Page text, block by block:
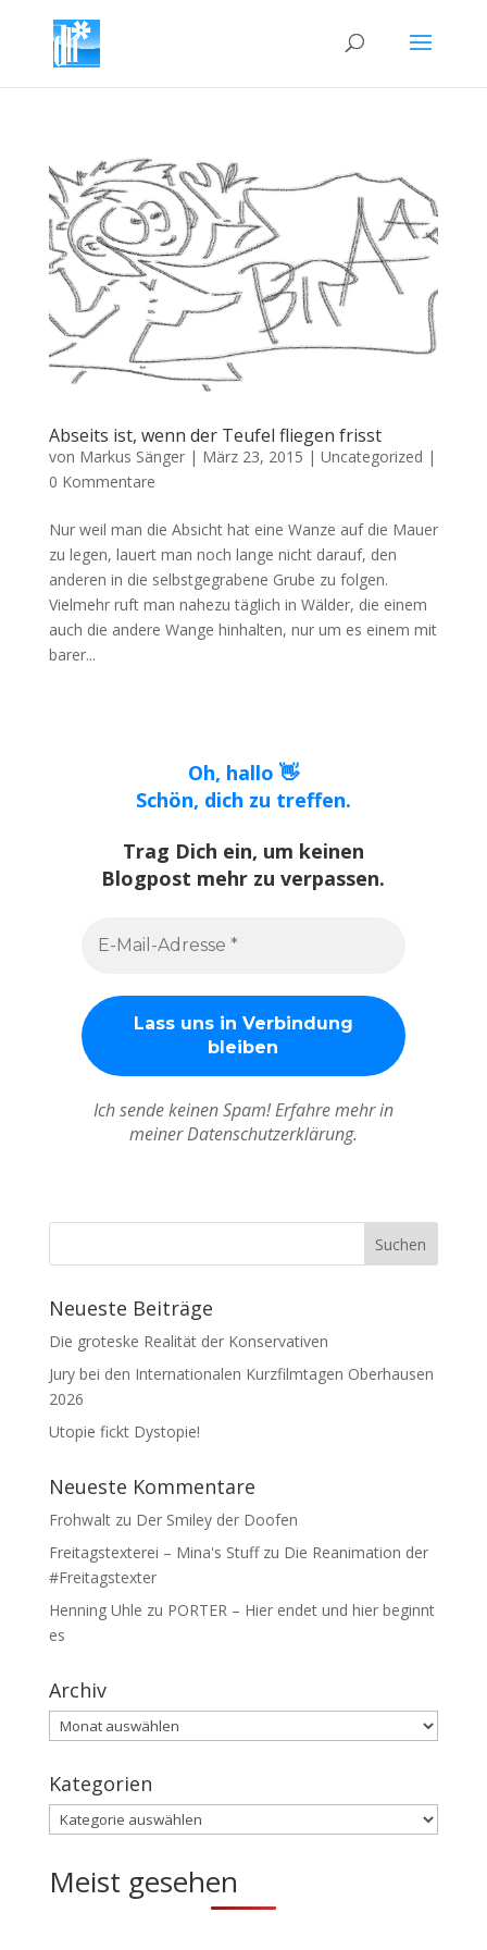
Abseits ist, wenn der Teufel fliegen frisst
von Markus Sänger| März 23, 2015 | Uncategorized |
0 Kommentare
Nur weil man die Absicht hat eine Wanze auf die Mauer
zu legen, lauert man noch lange nicht darauf, den
anderen in die selbstgegrabene Grube zu folgen.
Vielmehr ruft man nahezu täglich in Wälder, die einem
auch die andere Wange hinhalten, nur um es einem mit
barer...
Oh, hallo 👋
Schön, dich zu treffen.
Trag Dich ein, um keinen
Blogpost mehr zu verpassen.
Ich sende keinen Spam! Erfahre mehr in
meiner Datenschutzerklärung.
Neueste Beiträge
Die groteske Realität der Konservativen
Jury bei den Internationalen Kurzfilmtagen Oberhausen
2026
Utopie fickt Dystopie!
Neueste Kommentare
Frohwaltzu Der Smiley der Doofen
Freitagstexterei – Mina's Stuffzu Die Reanimation der
#Freitagstexter
Henning Uhle zu PORTER – Hier endet und hier beginnt
es
Archiv
Archiv
Kategorien
Kategorien
Meist gesehen